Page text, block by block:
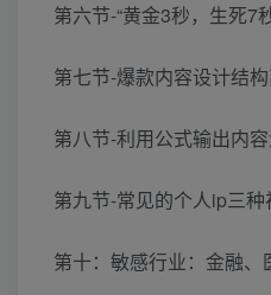
第六节-“黄金3秒，生死7
第七节-爆款内容设计结
第八节-利用公式输出内
第九节-常见的个人ip三
第十：敏感行业：金融